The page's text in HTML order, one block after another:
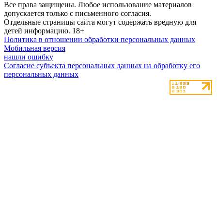
Все права защищены. Любое использование материалов
допускается только с письменного согласия.
Отдельные страницы сайта могут содержать вредную для
детей информацию. 18+
Политика в отношении обработки персональных данных
Мобильная версия
нашли ошибку
Согласие субъекта персональных данных на обработку его
персональных данных